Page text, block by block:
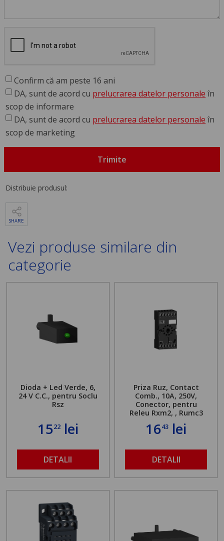
Confirm că am peste 16 ani
DA, sunt de acord cu prelucrarea datelor personale în
scop de informare
DA, sunt de acord cu prelucrarea datelor personale în
scop de marketing
Trimite
Distribuie produsul:
SHARE
Vezi produse similare din
categorie
Dioda + Led Verde, 6,
24 V C.C., pentru Soclu
Rsz
1522lei
DETALII
Priza Ruz, Contact
Comb., 10A, 250V,
Conector, pentru
Releu Rxm2, , Rumc3
1643 lei
DETALII